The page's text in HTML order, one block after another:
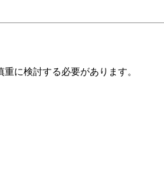
に検討する必要があります。